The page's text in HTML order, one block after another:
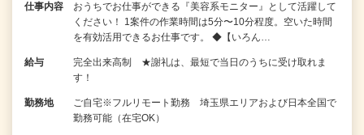
仕事内容
おうちでお仕事ができる『美容系モニター』として活躍して
ください！ 1案件の作業時間は5分〜10分程度。空いた時間
を有効活用できるお仕事です。 ◆【いろん…
給与
完全出来高制 ★謝礼は、最短で当日のうちに受け取れま
す！
勤務地
ご自宅※フルリモート勤務 埼玉県エリアおよび日本全国で
勤務可能（在宅OK）